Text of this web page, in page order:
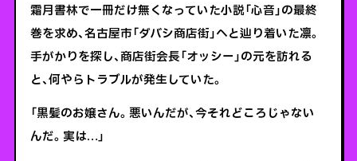
霜月書林で一冊だけ無くなっていた小説「心音」の最終
巻を求め、名古屋市「ダバシ商店街」へと辿り着いた凛。
手がかりを探し、商店街会長「オッシー」の元を訪れる
と、何やらトラブルが発生していた。
「黒髪のお嬢さん。悪いんだが、今それどころじゃない
んだ。実は…」